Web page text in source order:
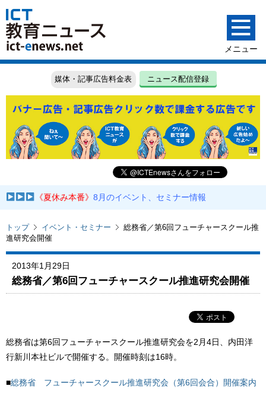
媒体・記事広告料金表 ニュース配信登録
《夏休み本番》8月のイベント、セミナー情報
トップ イベント・セミナー
総務省／第6回フューチャースクール推
進研究会開催
2013年1月29日
総務省／第6回フューチャースクール推進研究会開催
総務省は第6回フューチャースクール推進研究会を2月4日、内田洋
行新川本社ビルで開催する。開催時刻は16時。
■総務省 フューチャースクール推進研究会（第6回会合）開催案内